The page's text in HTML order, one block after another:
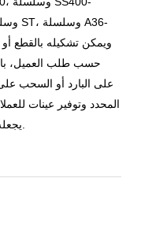
حسب طلب العميل،
على البارد أو السحب
المحدد وتوفير عينات